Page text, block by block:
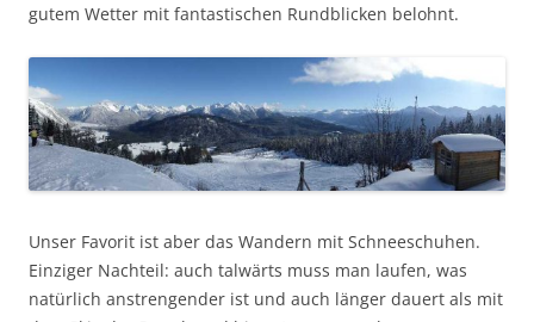
gutem Wetter mit fantastischen Rundblicken belohnt.
Unser Favorit ist aber das Wandern mit Schneeschuhen.
Einziger Nachteil: auch talwärts muss man laufen, was
natürlich anstrengender ist und auch länger dauert als mit